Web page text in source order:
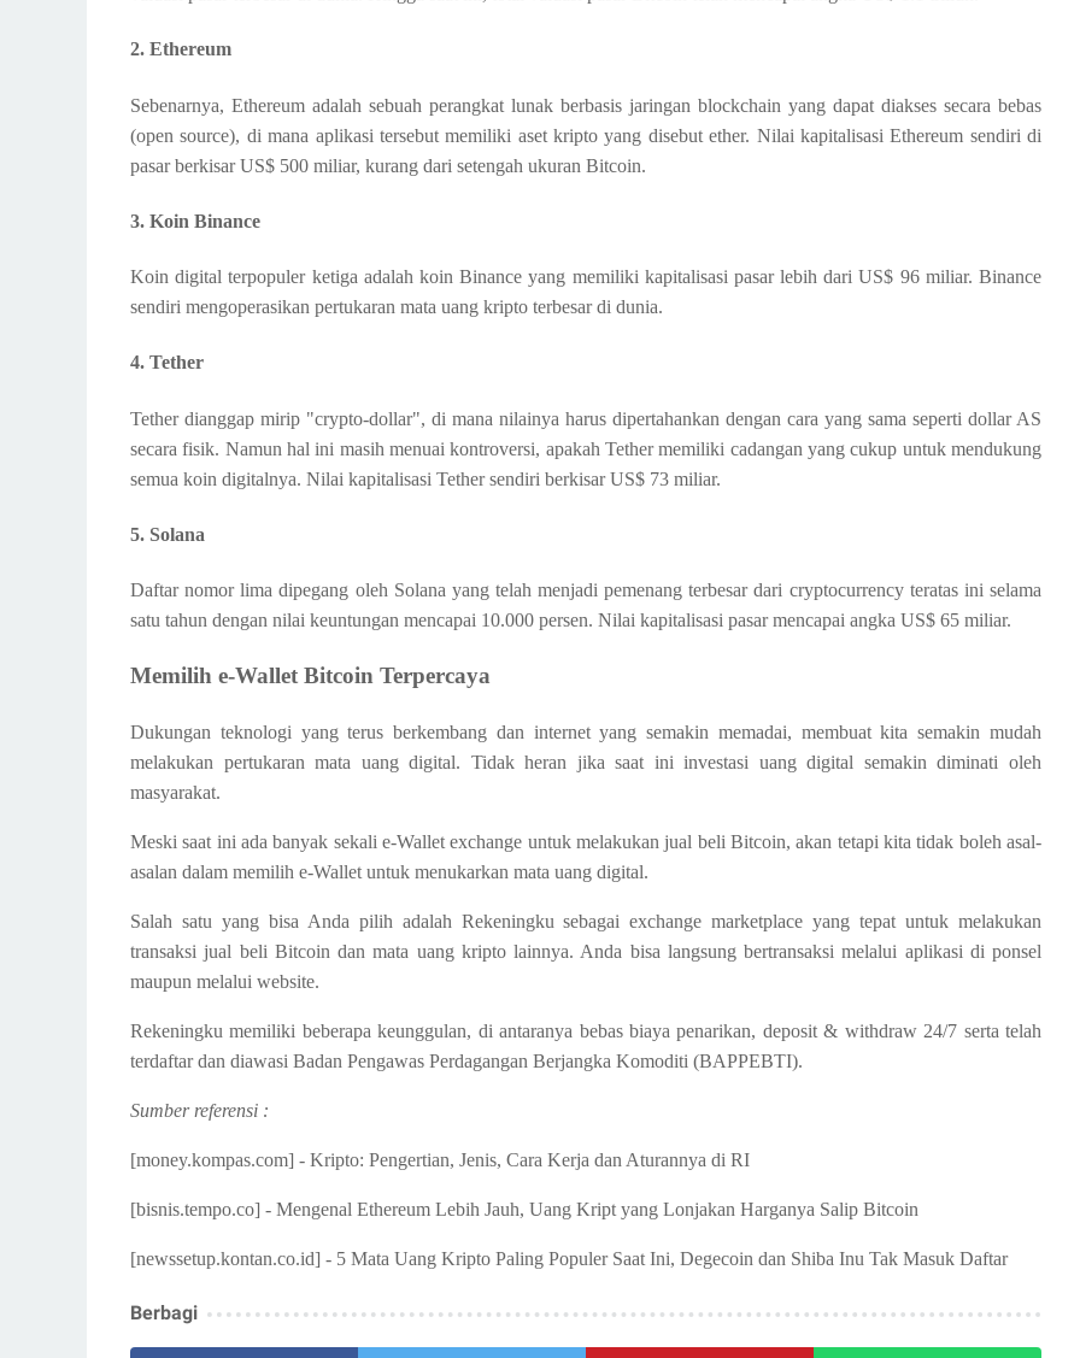
2. Ethereum
Sebenarnya, Ethereum adalah sebuah perangkat lunak berbasis jaringan blockchain yang dapat diakses secara bebas
(open source), di mana aplikasi tersebut memiliki aset kripto yang disebut ether. Nilai kapitalisasi Ethereum sendiri di
pasar berkisar US$ 500 miliar, kurang dari setengah ukuran Bitcoin.
3. Koin Binance
Koin digital terpopuler ketiga adalah koin Binance yang memiliki kapitalisasi pasar lebih dari US$ 96 miliar. Binance
sendiri mengoperasikan pertukaran mata uang kripto terbesar di dunia.
4. Tether
Tether dianggap mirip "crypto-dollar", di mana nilainya harus dipertahankan dengan cara yang sama seperti dollar AS
secara fisik. Namun hal ini masih menuai kontroversi, apakah Tether memiliki cadangan yang cukup untuk mendukung
semua koin digitalnya. Nilai kapitalisasi Tether sendiri berkisar US$ 73 miliar.
5. Solana
Daftar nomor lima dipegang oleh Solana yang telah menjadi pemenang terbesar dari cryptocurrency teratas ini selama
satu tahun dengan nilai keuntungan mencapai 10.000 persen. Nilai kapitalisasi pasar mencapai angka US$ 65 miliar.
Memilih e-Wallet Bitcoin Terpercaya
Dukungan teknologi yang terus berkembang dan internet yang semakin memadai, membuat kita semakin mudah
melakukan pertukaran mata uang digital. Tidak heran jika saat ini investasi uang digital semakin diminati oleh
masyarakat.
Meski saat ini ada banyak sekali e-Wallet exchange untuk melakukan jual beli Bitcoin, akan tetapi kita tidak boleh asal-
asalan dalam memilih e-Wallet untuk menukarkan mata uang digital.
Salah satu yang bisa Anda pilih adalah Rekeningku sebagai exchange marketplace yang tepat untuk melakukan
transaksi jual beli Bitcoin dan mata uang kripto lainnya. Anda bisa langsung bertransaksi melalui aplikasi di ponsel
maupun melalui website.
Rekeningku memiliki beberapa keunggulan, di antaranya bebas biaya penarikan, deposit & withdraw 24/7 serta telah
terdaftar dan diawasi Badan Pengawas Perdagangan Berjangka Komoditi (BAPPEBTI).
Sumber referensi :
[money.kompas.com] - Kripto: Pengertian, Jenis, Cara Kerja dan Aturannya di RI
[bisnis.tempo.co] - Mengenal Ethereum Lebih Jauh, Uang Kript yang Lonjakan Harganya Salip Bitcoin
[newssetup.kontan.co.id] - 5 Mata Uang Kripto Paling Populer Saat Ini, Degecoin dan Shiba Inu Tak Masuk Daftar
Berbagi